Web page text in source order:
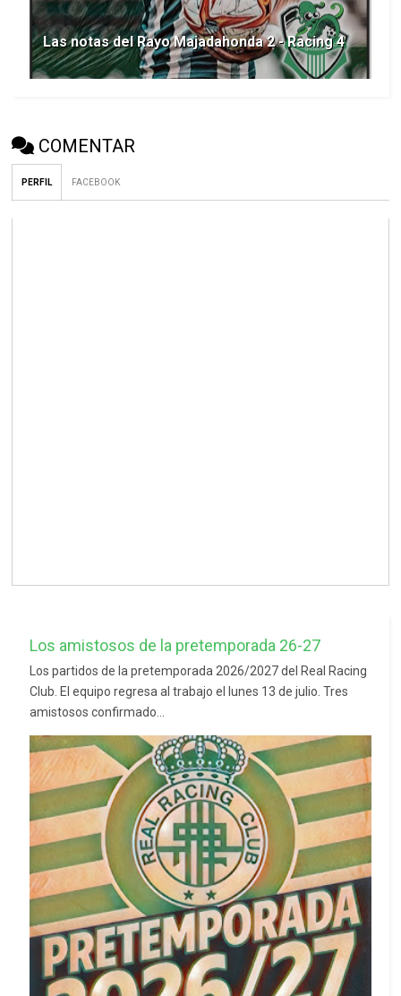
Las notas del Rayo Majadahonda 2 - Racing 4
COMENTAR
PERFIL FACEBOOK
Los amistosos de la pretemporada 26-27
Los partidos de la pretemporada 2026/2027 del Real Racing
Club. El equipo regresa al trabajo el lunes 13 de julio. Tres
amistosos confirmado...